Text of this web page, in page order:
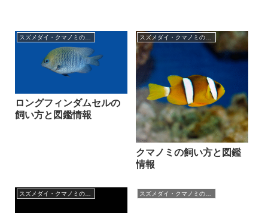
スズメダイ・クマノミの仲間
ロングフィンダムセルの
飼い方と図鑑情報
クマノミの飼い方と図鑑
情報
スズメダイ・クマノミの仲間 スズメダイ・クマノミの仲間